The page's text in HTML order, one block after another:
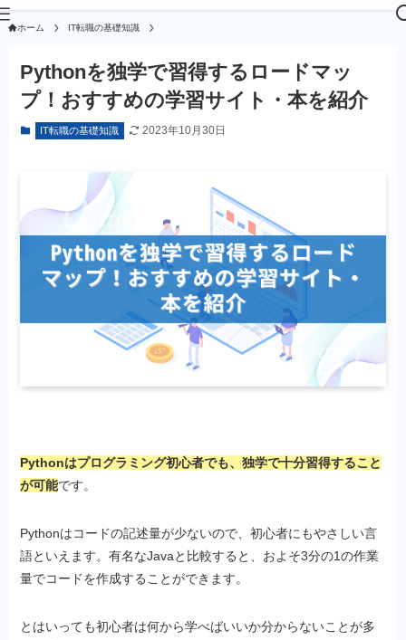
ホーム IT転職の基礎知識
Pythonを独学で習得するロードマッ
プ！おすすめの学習サイト・本を紹介
IT転職の基礎知識 2023年10月30日
Pythonはプログラミング初心者でも、独学で十分習得すること
が可能です。
Pythonはコードの記述量が少ないので、初心者にもやさしい言
語といえます。有名なJavaと比較すると、およそ3分の1の作業
量でコードを作成することができます。
とはいっても初心者は何から学べばいいか分からないことが多